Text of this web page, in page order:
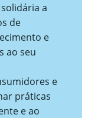
a
de
e
ao seu
e
práticas
e ao